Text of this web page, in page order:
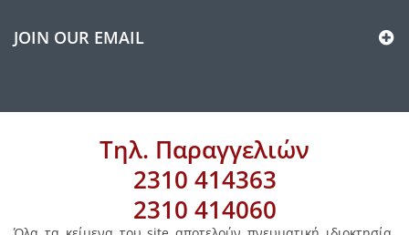
JOIN OUR EMAIL
Τηλ. Παραγγελιών
2310 414363
2310 414060